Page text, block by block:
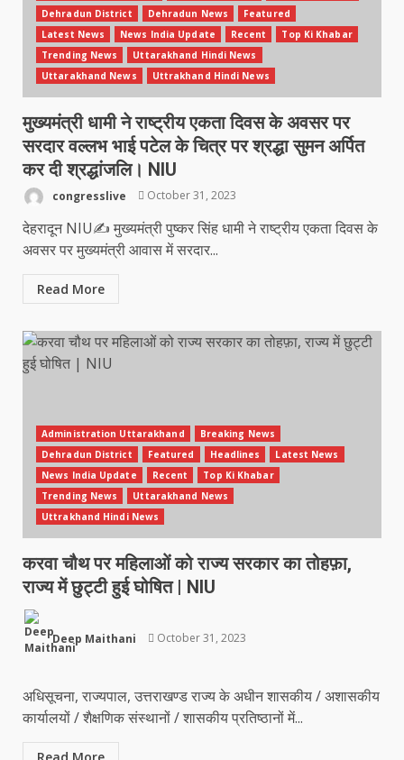
Dehradun District
Dehradun News
Featured
Latest News
News India Update Recent
Top Ki Khabar
Trending News
Uttarakhand Hindi News
Uttarakhand News
Uttrakhand Hindi News
मुख्यमंत्री धामी ने राष्ट्रीय एकता दिवस के अवसर पर
सरदार वल्लभ भाई पटेल के चित्र पर श्रद्धा सुमन अर्पित
कर दी श्रद्धांजलि। NIU
congresslive October 31, 2023
देहरादून NIU✍️ मुख्यमंत्री पुष्कर सिंह धामी ने राष्ट्रीय एकता दिवस के
अवसर पर मुख्यमंत्री आवास में सरदार...
Read More
Administration Uttarakhand
Breaking News
Dehradun District
Featured Headlines
Latest News
News India Update
Recent
Top Ki Khabar
Trending News
Uttarakhand News
Uttrakhand Hindi News
करवा चौथ पर महिलाओं को राज्य सरकार का तोहफ़ा,
राज्य में छुट्टी हुई घोषित | NIU
Deep Maithani October 31, 2023
अधिसूचना, राज्यपाल, उत्तराखण्ड राज्य के अधीन शासकीय / अशासकीय
कार्यालयों / शैक्षणिक संस्थानों / शासकीय प्रतिष्ठानों में...